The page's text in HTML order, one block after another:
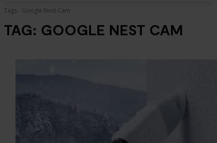
Tags Google Nest Cam
TAG: GOOGLE NEST CAM